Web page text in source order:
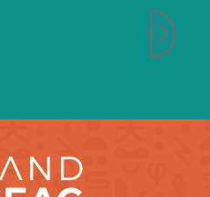
gastronómicas